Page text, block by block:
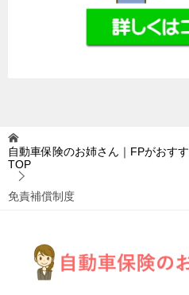
自動車保険のお姉さん｜FPがおす
TOP
免責補償制度